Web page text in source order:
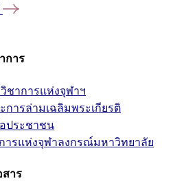
การ
ชาการแห่งจุฬาฯ
การล่ามเฉลิมพระเกียรติ
ประชาชน
ารแห่งจุฬาลงกรณ์มหาวิทยาลัย
สาร